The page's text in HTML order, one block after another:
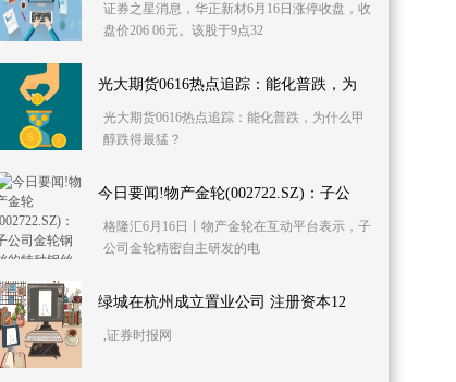
证券之星消息，华正新材6月16日涨停收盘，收
盘价206 06元。该股于9点32
光大期货0616热点追踪：能化普跌，为
光大期货0616热点追踪：能化普跌，为什么甲
醇跌得最猛？
今日要闻!物产金轮(002722.SZ)：子公
格隆汇6月16日丨物产金轮在互动平台表示，子
公司金轮精密自主研发的电
绿城在杭州成立置业公司 注册资本12
,证券时报网